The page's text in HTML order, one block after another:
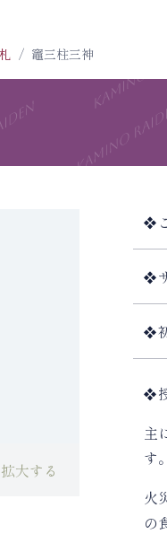
竈三柱三神
大する
主
す。
火
の